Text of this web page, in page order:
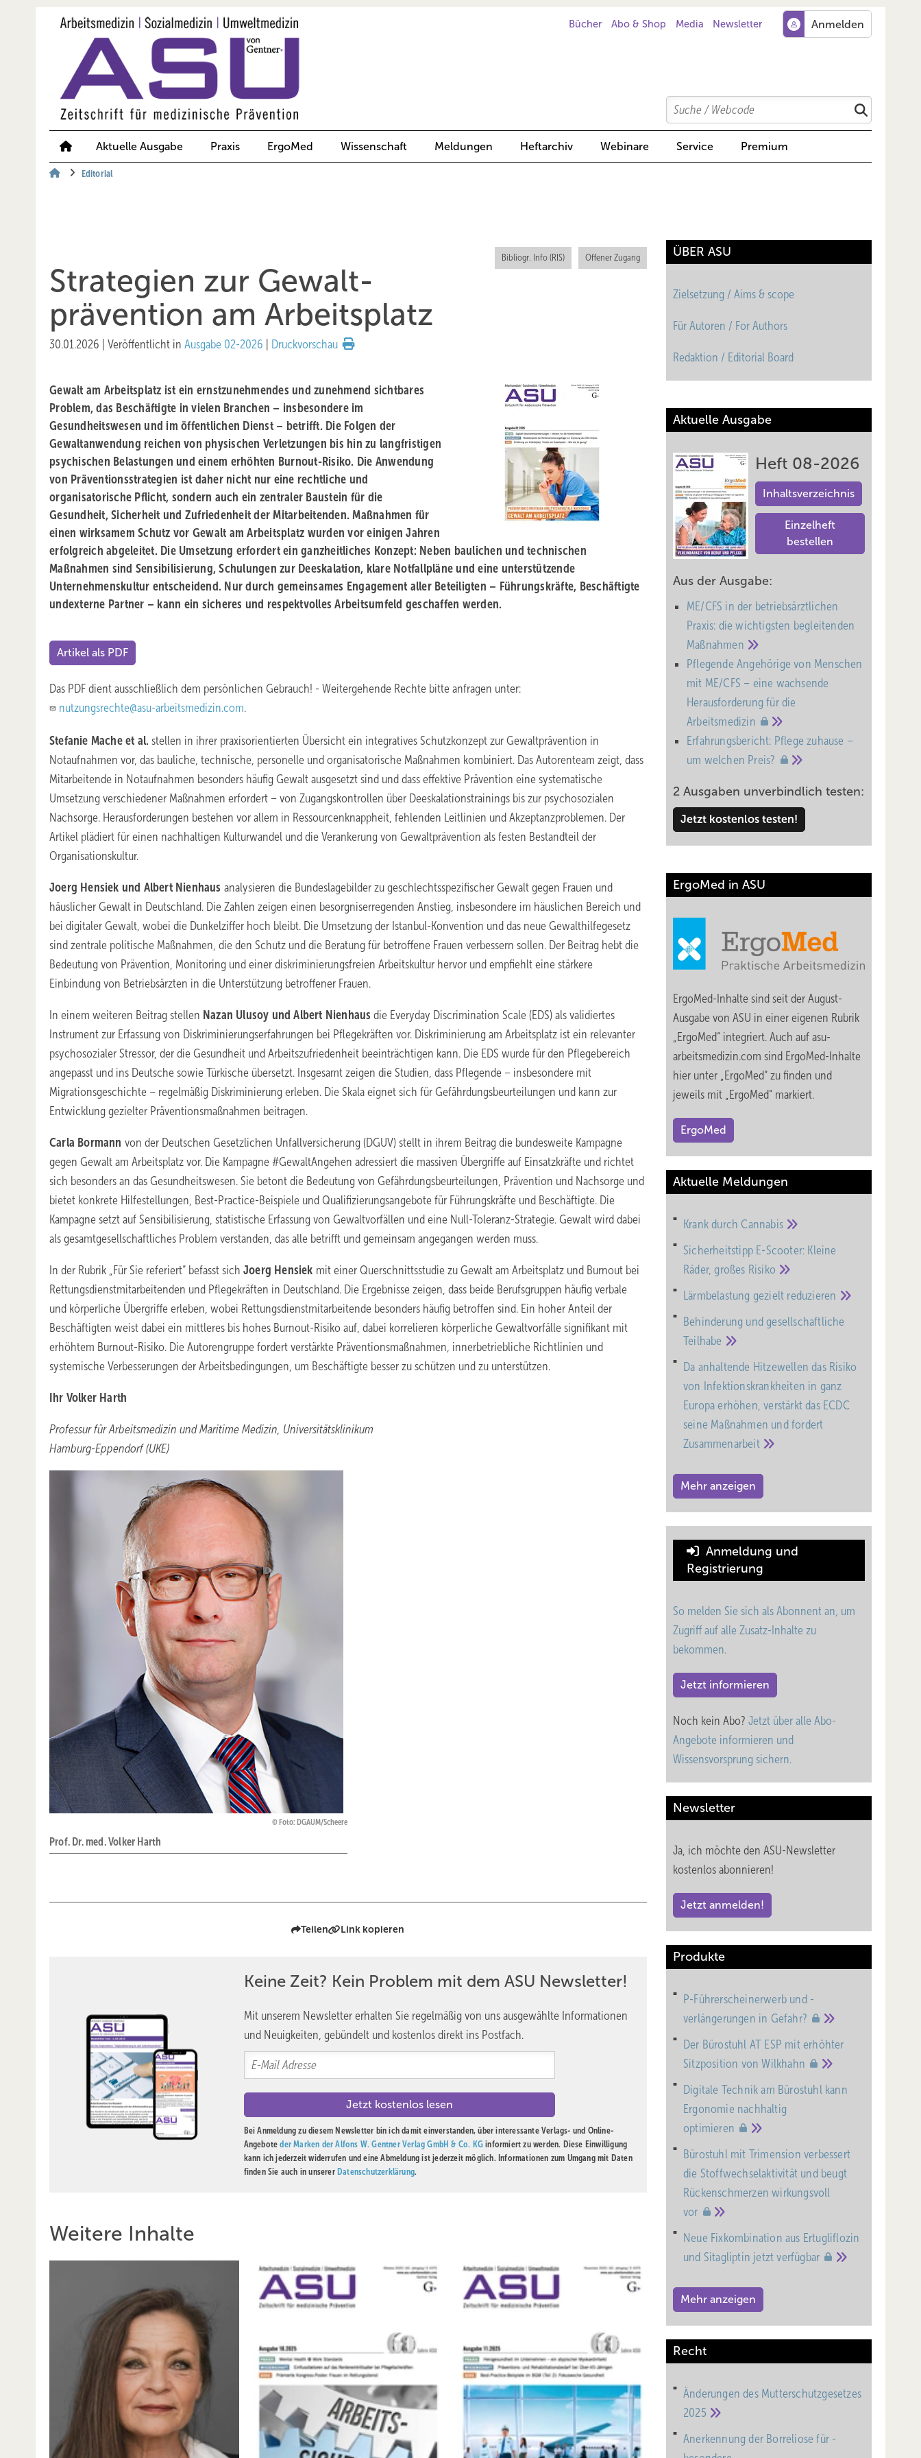
Bücher Abo & Shop Media Newsletter
Search
Suchen
Aktuelle Ausgabe Praxis ErgoMed Wissenschaft Meldungen Heftarchiv Webinare Service Premium
Editorial
Bibliogr. Info (RIS) Offener Zugang
Strategien zur Gewalt­
prävention am Arbeitsplatz
30.01.2026 Veröffentlicht in Ausgabe 02-2026 Druckvorschau
Gewalt am Arbeitsplatz ist ein ernstzunehmendes und zunehmend sichtbares
Problem, das Beschäftigte in vielen Branchen – insbesondere im
Gesundheitswesen und im öffentlichen Dienst – betrifft. Die Folgen der
Gewaltanwendung reichen von physischen Verletzungen bis hin zu langfristigen
psychischen Belastungen und einem erhöhten Burnout-Risiko. Die Anwendung
von Präventionsstrategien ist daher nicht nur eine rechtliche und
organisatorische Pflicht, sondern auch ein zentraler Baustein für die
Gesundheit, ­Sicherheit und Zufriedenheit der Mitarbeitenden. Maßnahmen für
einen wirksamem Schutz vor Gewalt am Arbeitsplatz wurden vor einigen Jahren
erfolgreich abgeleitet. Die Umsetzung erfordert ein ganzheitliches Konzept: Neben baulichen und technischen
Maßnahmen sind Sensibilisierung, Schulungen zur Deeskalation, klare Notfallpläne und eine unterstützende
Unternehmenskultur entscheidend. Nur durch gemeinsames Engagement aller Beteiligten – Führungskräfte, Beschäftigte
undexterne Partner – kann ein sicheres und respektvolles Arbeitsumfeld geschaffen werden.
Artikel als PDF
Das PDF dient ausschließlich dem persönlichen Gebrauch! - Weitergehende Rechte bitte anfragen unter:
nutzungsrechte@asu-arbeitsmedizin.com.
Stefanie Mache et al. stellen in ihrer praxisorientierten Übersicht ein integratives Schutzkonzept zur Gewaltprävention in
Notaufnahmen vor, das bauliche, technische, personelle und organisatorische Maßnahmen kombiniert. Das Autorenteam zeigt, dass
Mitarbeitende in Notaufnahmen besonders häufig Gewalt ausgesetzt sind und dass effektive Prävention eine systematische
Umsetzung verschiedener Maßnahmen erfordert – von Zugangskontrollen über Deeskalations­trainings bis zur psychosozialen
Nachsorge. Herausforderungen bestehen vor allem in Ressourcenknappheit, fehlenden Leitlinien und Akzeptanzproblemen. Der
Artikel plädiert für einen nachhaltigen Kulturwandel und die Verankerung von Gewaltprävention als festen Bestandteil der
Organisationskultur.
Joerg Hensiek und Albert Nienhaus analysieren die Bundeslage­bilder zu geschlechtsspezifischer Gewalt gegen Frauen und
häuslicher Gewalt in Deutschland. Die Zahlen zeigen einen besorgniserregenden Anstieg, insbesondere im häuslichen Bereich und
bei digitaler Gewalt, wobei die Dunkelziffer hoch bleibt. Die Umsetzung der Istanbul-Konvention und das neue Gewalthilfegesetz
sind zentrale politische Maßnahmen, die den Schutz und die Beratung für betroffene Frauen verbessern sollen. Der Beitrag hebt die
Bedeutung von Prävention, Monitoring und einer diskriminierungsfreien Arbeitskultur hervor und empfiehlt eine stärkere
Einbindung von Betriebsärzten in die Unterstützung betroffener Frauen.
In einem weiteren Beitrag stellen Nazan Ulusoy und Albert ­Nienhaus die Everyday Discrimination Scale (EDS) als validiertes
Instrument zur Erfassung von Diskriminierungserfahrungen bei Pflegekräften vor. Diskriminierung am Arbeitsplatz ist ein relevanter
psychosozia­ler Stressor, der die Gesundheit und Arbeitszufriedenheit beeinträchtigen kann. Die EDS wurde für den Pflegebereich
angepasst und ins Deutsche sowie Türkische übersetzt. Insgesamt zeigen die Studien, dass Pflegende – insbesondere mit
Migrationsgeschichte – regel­mäßig Diskriminierung erleben. Die Skala eignet sich für Gefährdungsbeurteilungen und kann zur
Entwicklung gezielter Präven­tionsmaßnahmen beitragen.
Carla Bormann von der Deutschen Gesetzlichen Unfallversicherung (DGUV) stellt in ihrem Beitrag die bundesweite Kampagne
gegen Gewalt am Arbeitsplatz vor. Die Kampagne #GewaltAngehen ­adressiert die massiven Übergriffe auf Einsatzkräfte und richtet
sich besonders an das Gesundheitswesen. Sie betont die Bedeutung von Gefährdungsbeurteilungen, Prävention und Nachsorge und
bietet konkrete Hilfestellungen, Best-Practice-Beispiele und Qualifizierungsangebote für Führungskräfte und Beschäftigte. Die
Kampagne setzt auf Sensibilisierung, statistische Erfassung von Gewaltvorfällen und eine Null-Toleranz-Strategie. Gewalt wird dabei
als gesamt­gesellschaftliches Problem verstanden, das alle betrifft und gemeinsam angegangen werden muss.
In der Rubrik „Für Sie referiert“ befasst sich Joerg Hensiek mit ­einer Querschnittsstudie zu Gewalt am Arbeitsplatz und Burnout bei
Rettungsdienstmitarbeitenden und Pflegekräften in Deutschland. Die Ergebnisse zeigen, dass beide Berufsgruppen häufig verbale
und körperliche Übergriffe erleben, wobei Rettungsdienstmitarbeitende besonders häufig betroffen sind. Ein hoher Anteil der
Beschäftigten weist dabei ein mittleres bis hohes Burnout-Risiko auf, dabei korrelieren körperliche Gewaltvorfälle signifikant mit
erhöhtem Burnout-Risiko. Die Autorengruppe fordert verstärkte Präventionsmaßnahmen, innerbetriebliche Richtlinien und
systemische Verbesserungen der Arbeitsbedingungen, um Beschäftigte besser zu schützen und zu unterstützen.
Ihr Volker Harth
Professur für Arbeitsmedizin und Maritime Medizin, Universitätsklinikum
Hamburg-Eppendorf (UKE)
Foto: DGAUM/Scheere
Prof. Dr. med. Volker Harth
Teilen Link kopieren
Keine Zeit? Kein Problem mit dem ASU Newsletter!
Mit unserem Newsletter erhalten Sie regelmäßig von uns ausgewählte Informationen
und Neuigkeiten, gebündelt und kostenlos direkt ins Postfach.
Bei Anmeldung zu diesem Newsletter bin ich damit einverstanden, über interessante Verlags- und Online-
Angeboteder Marken der Alfons W. Gentner Verlag GmbH & Co. KG informiert zu werden. Diese Einwilligung
kann ich jederzeit widerrufen und eine Abmeldung ist jederzeit möglich. Informationen zum Umgang mit Daten
finden Sie auch in unserer Datenschutzerklärung.
Weitere Inhalte
ÜBER ASU
Zielsetzung / Aims & scope
Für Autoren / For Authors
Redaktion / Editorial Board
Aktuelle Ausgabe
Heft 08-2026
Inhaltsverzeichnis
Einzelheft
bestellen
Aus der Ausgabe:
ME/CFS in der betriebsärztlichen
Praxis: die wichtigsten begleitenden
Maßnahmen
Pflegende Angehörige von Menschen
mit ME/CFS – eine wachsende
Heraus­forderung für die
Arbeitsmedizin
Erfahrungsbericht: Pflege zuhause –
um welchen Preis?
2 Ausgaben unverbindlich testen:
Jetzt kostenlos testen!
ErgoMed in ASU
ErgoMed-Inhalte sind seit der August-
Ausgabe von ASU in einer eigenen Rubrik
„ErgoMed“ integriert. Auch auf asu-
arbeitsmedizin.com sind ErgoMed-Inhalte
hier unter „ErgoMed“ zu finden und
jeweils mit „ErgoMed“ markiert.
ErgoMed
Aktuelle Meldungen
Krank durchCannabis
Sicherheitstipp E-Scooter: Kleine
Räder, großes Risiko
Lärmbelastung gezielt reduzieren
Behinderung und gesell­schaft­liche
Teil­habe
Da anhaltende Hitzewellen das Risiko
von Infektionskrankheiten in ganz
Europa erhöhen, verstärkt das ECDC
seine Maßnahmen und fordert
Zusammenarbeit
Mehr anzeigen
Anmeldung und
Registrierung
So melden Sie sich als Abonnent an, um
Zugriff auf alle Zusatz-Inhalte zu
bekommen.
Jetzt informieren
Noch kein Abo? Jetzt über alle Abo-
Angebote informieren und
Wissensvorsprung sichern.
Newsletter
Ja, ich möchte den ASU-Newsletter
kostenlos abonnieren!
Jetzt anmelden!
Produkte
P-Führerscheinerwerb und -
verlängerungen in Gefahr?
Der Bürostuhl AT ESP mit erhöhter
Sitzposition vonWilkhahn
Digitale Technik am Bürostuhl kann
Ergonomie nachhaltig
optimieren
Bürostuhl mit Trimension verbessert
die Stoffwechselaktivität und beugt
Rückenschmerzen wirkungsvoll
vor
Neue Fixkombination aus Ertugliflozin
und Sitagliptin jetztverfügbar
Mehr anzeigen
Recht
Änderungen des Mutterschutz­gesetzes
2025
Anerkennung der Borreliose für ­